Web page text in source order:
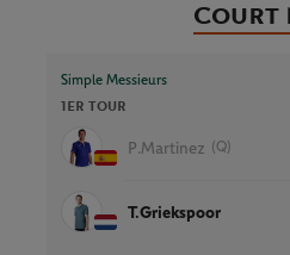
Court
Simple Messieurs
1ER TOUR
P.Martinez (Q)
T.Griekspoor